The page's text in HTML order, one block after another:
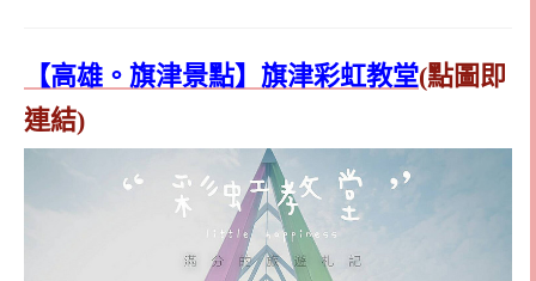
【高雄。旗津景點】旗津彩虹教堂(點圖即
連結)